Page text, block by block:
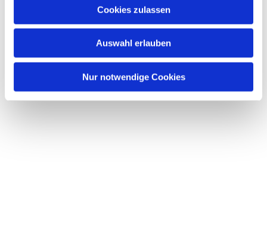
Cookies zulassen
Auswahl erlauben
Nur notwendige Cookies